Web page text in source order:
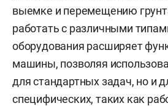
выемке и перемещению
работать с различными
оборудования расширяет
машины, позволяя
для стандартных задач, но и
специфических, таких как